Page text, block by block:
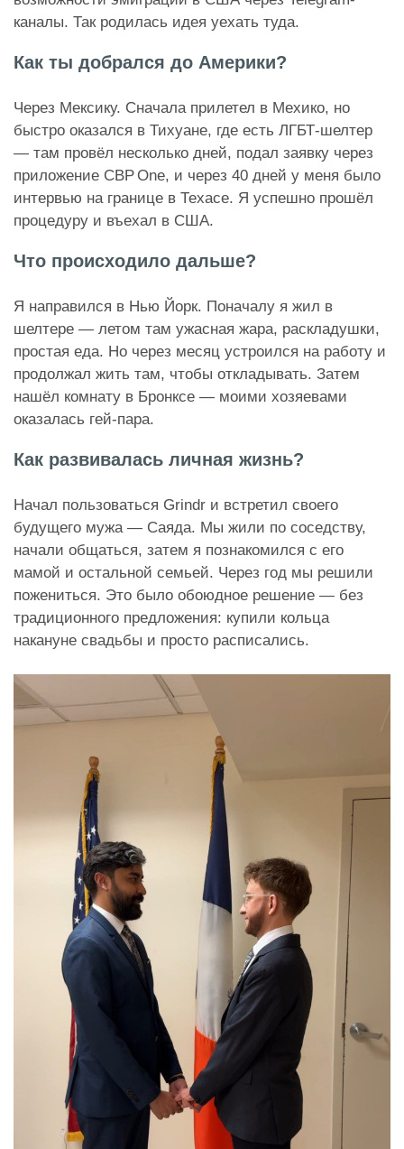
каналы. Так родилась идея уехать туда.
Как ты добрался до Америки?
Через Мексику. Сначала прилетел в Мехико, но
быстро оказался в Тихуане, где есть ЛГБТ-шелтер
— там провёл несколько дней, подал заявку через
приложение CBP One, и через 40 дней у меня было
интервью на границе в Техасе. Я успешно прошёл
процедуру и въехал в США.
Что происходило дальше?
Я направился в Нью Йорк. Поначалу я жил в
шелтере — летом там ужасная жара, раскладушки,
простая еда. Но через месяц устроился на работу и
продолжал жить там, чтобы откладывать. Затем
нашёл комнату в Бронксе — моими хозяевами
оказалась гей-пара.
Как развивалась личная жизнь?
Начал пользоваться Grindr и встретил своего
будущего мужа — Саяда. Мы жили по соседству,
начали общаться, затем я познакомился с его
мамой и остальной семьей. Через год мы решили
пожениться. Это было обоюдное решение — без
традиционного предложения: купили кольца
накануне свадьбы и просто расписались.